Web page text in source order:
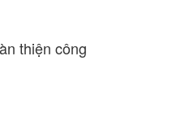
thiện công